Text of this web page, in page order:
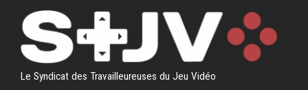
contenu
principal
Le Syndicat des Travailleureuses du Jeu Vidéo